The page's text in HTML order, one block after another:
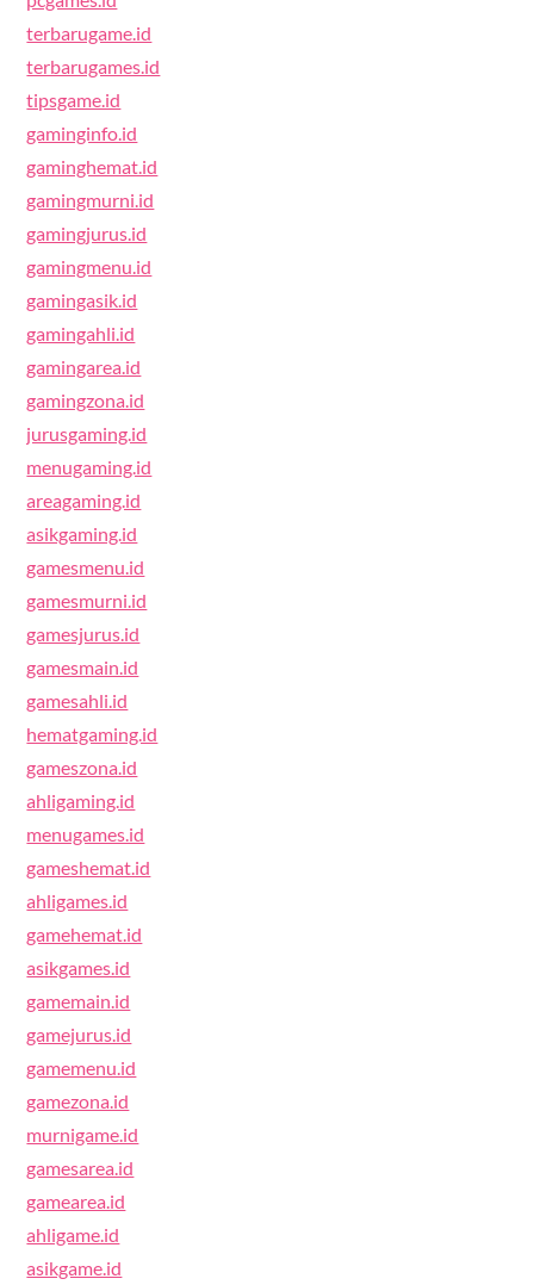
terbarugame.id
terbarugames.id
tipsgame.id
gaminginfo.id
gaminghemat.id
gamingmurni.id
gamingjurus.id
gamingmenu.id
gamingasik.id
gamingahli.id
gamingarea.id
gamingzona.id
jurusgaming.id
menugaming.id
areagaming.id
asikgaming.id
gamesmenu.id
gamesmurni.id
gamesjurus.id
gamesmain.id
gamesahli.id
hematgaming.id
gameszona.id
ahligaming.id
menugames.id
gameshemat.id
ahligames.id
gamehemat.id
asikgames.id
gamemain.id
gamejurus.id
gamemenu.id
gamezona.id
murnigame.id
gamesarea.id
gamearea.id
ahligame.id
asikgame.id